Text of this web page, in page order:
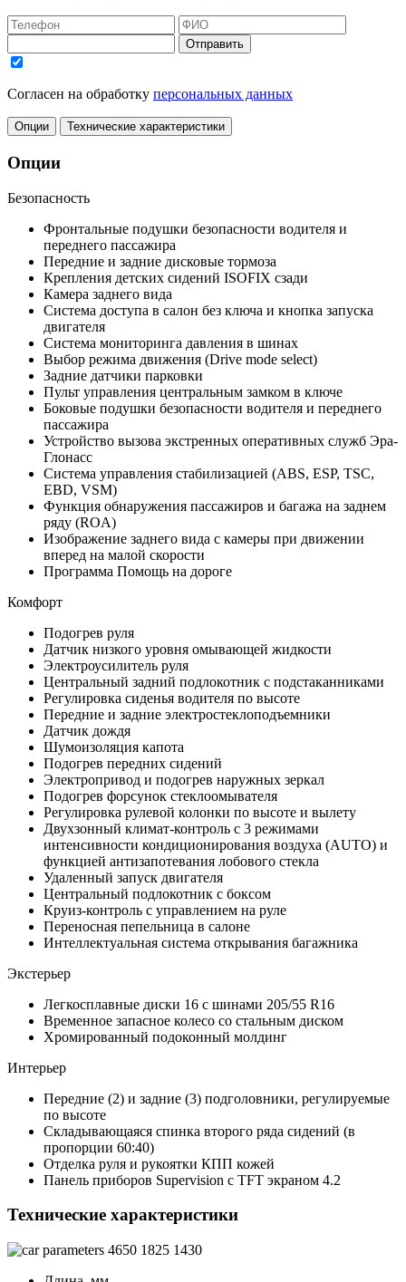
Отправить
Согласен на обработку персональных данных
Опции Технические характеристики
Опции
Безопасность
Фронтальные подушки безопасности водителя и
переднего пассажира
Передние и задние дисковые тормоза
Крепления детских сидений ISOFIX сзади
Камера заднего вида
Система доступа в салон без ключа и кнопка запуска
двигателя
Система мониторинга давления в шинах
Выбор режима движения (Drive mode select)
Задние датчики парковки
Пульт управления центральным замком в ключе
Боковые подушки безопасности водителя и переднего
пассажира
Устройство вызова экстренных оперативных служб Эра-
Глонасс
Система управления стабилизацией (ABS, ESP, TSC,
EBD, VSM)
Функция обнаружения пассажиров и багажа на заднем
ряду (ROA)
Изображение заднего вида с камеры при движении
вперед на малой скорости
Программа Помощь на дороге
Комфорт
Подогрев руля
Датчик низкого уровня омывающей жидкости
Электроусилитель руля
Центральный задний подлокотник с подстаканниками
Регулировка сиденья водителя по высоте
Передние и задние электростеклоподъемники
Датчик дождя
Шумоизоляция капота
Подогрев передних сидений
Электропривод и подогрев наружных зеркал
Подогрев форсунок стеклоомывателя
Регулировка рулевой колонки по высоте и вылету
Двухзонный климат-контроль с 3 режимами
интенсивности кондиционирования воздуха (AUTO) и
функцией антизапотевания лобового стекла
Удаленный запуск двигателя
Центральный подлокотник с боксом
Круиз-контроль с управлением на руле
Переносная пепельница в салоне
Интеллектуальная система открывания багажника
Экстерьер
Легкосплавные диски 16 с шинами 205/55 R16
Временное запасное колесо со стальным диском
Хромированный подоконный молдинг
Интерьер
Передние (2) и задние (3) подголовники, регулируемые
по высоте
Складывающаяся спинка второго ряда сидений (в
пропорции 60:40)
Отделка руля и рукоятки КПП кожей
Панель приборов Supervision с TFT экраном 4.2
Технические характеристики
4650 1825 1430